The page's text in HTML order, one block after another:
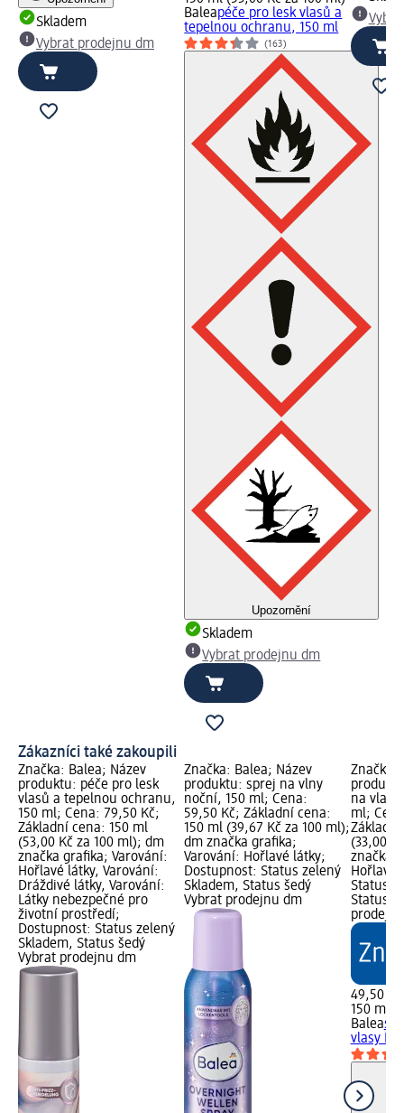
Skladem
Vybrat prodejnu dm
Baleapéče pro lesk vlasů a
tepelnou ochranu, 150 ml
(163)
Upozornění
Skladem
Vybrat prodejnu dm
Zákazníci také zakoupili
Značka: Balea; Název
produktu: péče pro lesk
vlasů a tepelnou ochranu,
150 ml; Cena: 79,50 Kč;
Základní cena: 150 ml
(53,00 Kč za 100 ml); dm
značka grafika; Varování:
Hořlavé látky, Varování:
Dráždivé látky, Varování:
Látky nebezpečné pro
životní prostředí;
Dostupnost: Status zelený
Skladem, Status šedý
Vybrat prodejnu dm
Značka: Balea; Název
produktu: sprej na vlny
noční, 150 ml; Cena:
59,50 Kč; Základní cena:
150 ml (39,67 Kč za 100 ml);
dm značka grafika;
Varování: Hořlavé látky;
Dostupnost: Status zelený
Skladem, Status šedý
Vybrat prodejnu dm
Značka:
na vlasy
ml;
(33,00
značka
Hořlavé
Status
Status
49,50 Kč
150 ml
Balea
vlasy